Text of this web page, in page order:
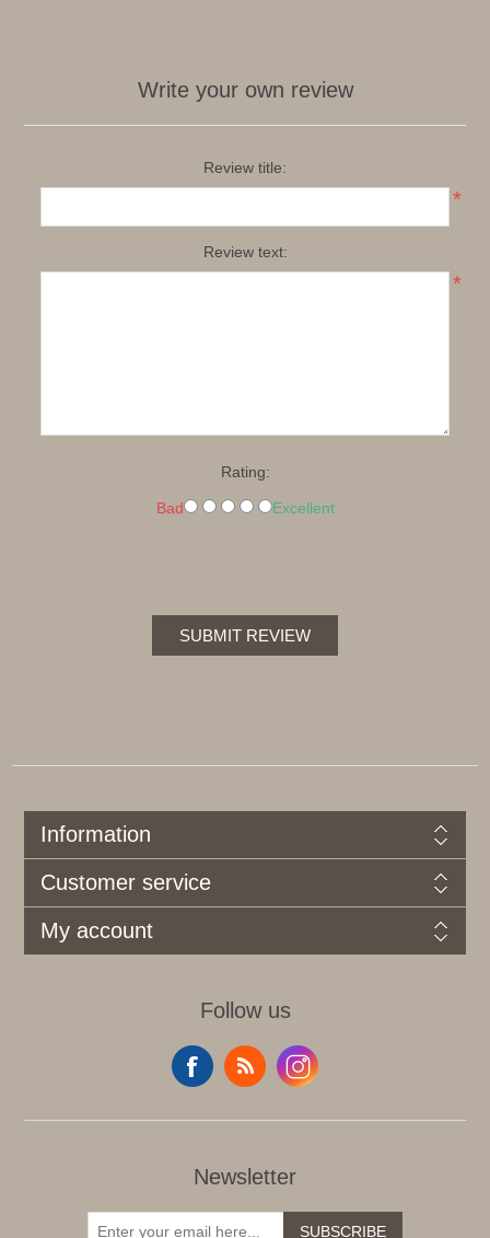
Write your own review
Review title:
*
Review text:
*
Rating:
Bad Excellent
SUBMIT REVIEW
Information
Customer service
My account
Follow us
Newsletter
SUBSCRIBE